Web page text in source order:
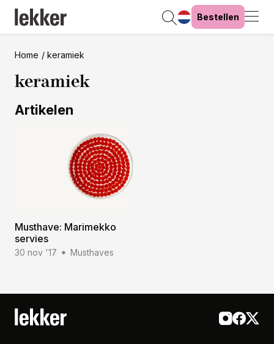
Bestellen
Home keramiek
keramiek
Artikelen
Musthave: Marimekko
servies
30 nov '17 Musthaves